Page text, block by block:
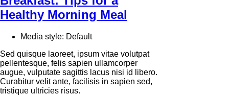
Healthy Morning Meal
Media style: Default
Sed quisque laoreet, ipsum vitae volutpat
pellentesque, felis sapien ullamcorper
augue, vulputate sagittis lacus nisi id libero.
Curabitur velit ante, facilisis in sapien sed,
tristique ultricies risus.